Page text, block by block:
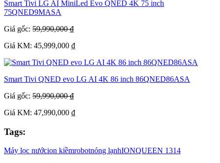
Smart Tivi LG AI MiniLed Evo QNED 4K 75 inch
75QNED9MASA
Giá gốc: 59,990,000 ₫
Giá KM: 45,999,000 ₫
Smart Tivi QNED evo LG AI 4K 86 inch 86QNED86ASA
Giá gốc: 59,990,000 ₫
Giá KM: 47,990,000 ₫
Tags:
Máy lọc nướcion kiềmrobotnóng lạnhIONQUEEN 1314